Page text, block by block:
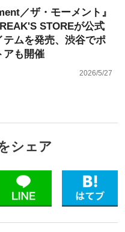
／ザ・モーメント』
STOREが公式
テムを発売、渋谷でポ
アも開催
2026/5/27
シェア